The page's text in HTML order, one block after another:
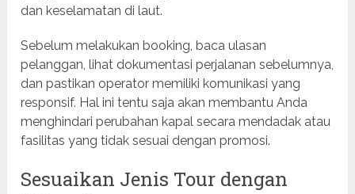
dan keselamatan di laut.
Sebelum melakukan booking, baca ulasan
pelanggan, lihat dokumentasi perjalanan sebelumnya,
dan pastikan operator memiliki komunikasi yang
responsif. Hal ini tentu saja akan membantu Anda
menghindari perubahan kapal secara mendadak atau
fasilitas yang tidak sesuai dengan promosi.
Sesuaikan Jenis Tour dengan